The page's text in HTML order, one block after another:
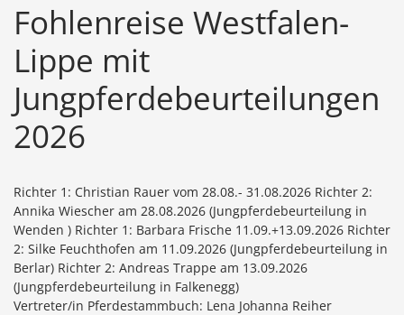
Fohlenreise Westfalen-
Lippe mit
Jungpferdebeurteilungen
2026
Richter 1: Christian Rauer vom 28.08.- 31.08.2026 Richter 2:
Annika Wiescher am 28.08.2026 (Jungpferdebeurteilung in
Wenden ) Richter 1: Barbara Frische 11.09.+13.09.2026 Richter
2: Silke Feuchthofen am 11.09.2026 (Jungpferdebeurteilung in
Berlar) Richter 2: Andreas Trappe am 13.09.2026
(Jungpferdebeurteilung in Falkenegg)
Vertreter/in Pferdestammbuch: Lena Johanna Reiher